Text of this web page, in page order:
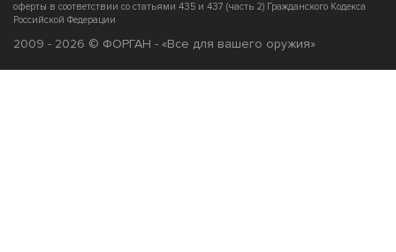
оферты в соответствии со статьями 435 и 437 (часть 2) Гражданского Кодекса
Российской Федерации
2009 - 2026 © ФОРГАН - «Все для вашего оружия»